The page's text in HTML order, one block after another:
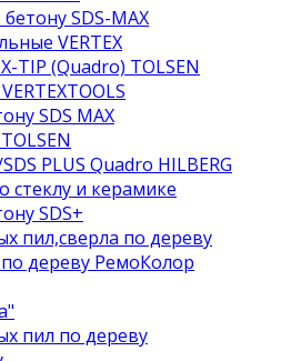
SDS-MAX
VERTEX
TIP (Quadro) TOLSEN
SDS MAX
PLUS Quadro HILBERG
стеклу и керамике
SDS+
пил,сверла по дереву
дереву РемоКолор
пил по дереву